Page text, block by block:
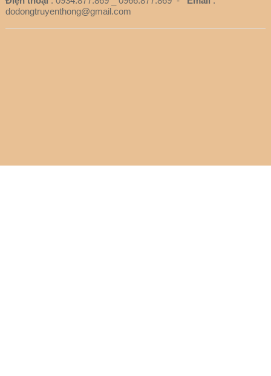
dodongtruyenthong@gmail.com